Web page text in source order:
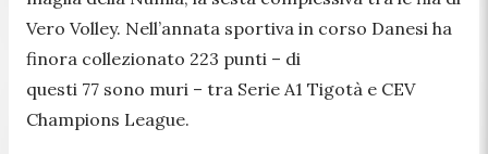
Vero Volley. Nell’annata sportiva in corso Danesi ha
finora collezionato 223 punti – di
questi 77 sono muri – tra Serie A1 Tigotà e CEV
Champions League.